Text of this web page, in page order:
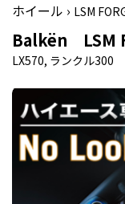
ホイール › LSM
Balkën LSM
LX570, ランクル300